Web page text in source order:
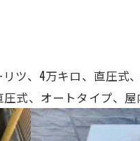
リツ、4万キロ、直圧
圧式、オートタイプ、